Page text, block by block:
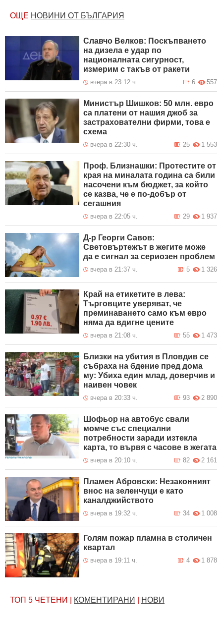
ОЩЕ НОВИНИ ОТ БЪЛГАРИЯ
Славчо Велков: Поскъпването
на дизела е удар по
националната сигурност,
измерим с такъв от ракети
вчера в 23:12 ч. 557
6
Министър Шишков: 50 млн. евро
са платени от нашия джоб за
застрахователни фирми, това е
схема
вчера в 22:30 ч. 1 553
25
Проф. Близнашки: Протестите от
края на миналата година са били
насочени към бюджет, за който
се казва, че е по-добър от
сегашния
вчера в 22:05 ч. 1 937
29
Д-р Георги Савов:
Световъртежът в жегите може
да е сигнал за сериозен проблем
вчера в 21:37 ч. 1 326
5
Край на етикетите в лева:
Търговците уверяват, че
преминаването само към евро
няма да вдигне цените
вчера в 21:08 ч. 1 473
55
Близки на убития в Пловдив се
събраха на бдение пред дома
му: Убиха един млад, доверчив и
наивен човек
вчера в 20:33 ч. 2 890
93
Шофьор на автобус свали
момче със специални
потребности заради изтекла
карта, то вървя с часове в жегата
вчера в 20:10 ч. 2 161
82
Пламен Абровски: Незаконният
внос на зеленчуци е като
каналджийството
вчера в 19:32 ч. 1 008
34
Голям пожар пламна в столичен
квартал
вчера в 19:11 ч. 1 878
4
ТОП 5 ЧЕТЕНИ КОМЕНТИРАНИ НОВИ